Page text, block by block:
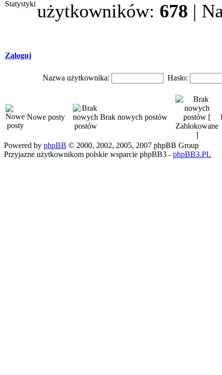
użytkowników: 678 |
Zaloguj
Nazwa użytkownika: Hasło:
Nowe posty Brak nowych postów
Powered by phpBB © 2000, 2002, 2005, 2007 phpBB Group
Przyjazne użytkownikom polskie wsparcie phpBB3 - phpBB3.PL